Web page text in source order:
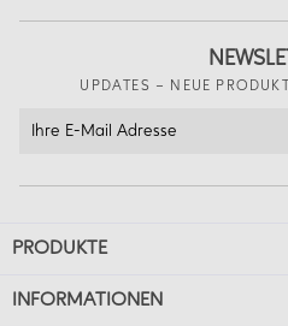
UPDATES – NEUE
PRODUKTE
INFORMATIONEN